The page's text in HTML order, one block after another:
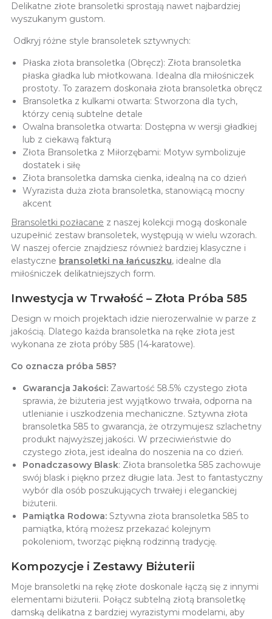
Delikatne złote bransoletki sprostają nawet najbardziej
wyszukanym gustom.
Odkryj różne style bransoletek sztywnych:
Płaska złota bransoletka (Obręcz): Złota bransoletka
płaska gładka lub młotkowana. Idealna dla miłośniczek
prostoty. To zarazem doskonała złota bransoletka obręcz
Bransoletka z kulkami otwarta: Stworzona dla tych,
którzy cenią subtelne detale
Owalna bransoletka otwarta: Dostępna w wersji gładkiej
lub z ciekawą fakturą
Złota Bransoletka z Miłorzębami: Motyw symbolizuje
dostatek i siłę
Złota bransoletka damska cienka, idealną na co dzień
Wyrazista duża złota bransoletka, stanowiącą mocny
akcent
Bransoletki pozłacane z naszej kolekcji mogą doskonale
uzupełnić zestaw bransoletek, występują w wielu wzorach.
W naszej ofercie znajdziesz również bardziej klasyczne i
elastyczne bransoletki na łańcuszku, idealne dla
miłośniczek delikatniejszych form.
Inwestycja w Trwałość – Złota Próba 585
Design w moich projektach idzie nierozerwalnie w parze z
jakością. Dlatego każda bransoletka na ręke złota jest
wykonana ze złota próby 585 (14-karatowe).
Co oznacza próba 585?
Gwarancja Jakości: Zawartość 58.5% czystego złota
sprawia, że biżuteria jest wyjątkowo trwała, odporna na
utlenianie i uszkodzenia mechaniczne. Sztywna złota
bransoletka 585 to gwarancja, że otrzymujesz szlachetny
produkt najwyższej jakości. W przeciwieństwie do
czystego złota, jest idealna do noszenia na co dzień.
Ponadczasowy Blask: Złota bransoletka 585 zachowuje
swój blask i piękno przez długie lata. Jest to fantastyczny
wybór dla osób poszukujących trwałej i eleganckiej
biżuterii.
Pamiątka Rodowa: Sztywna złota bransoletka 585 to
pamiątka, którą możesz przekazać kolejnym
pokoleniom, tworząc piękną rodzinną tradycję.
Kompozycje i Zestawy Biżuterii
Moje bransoletki na rękę złote doskonale łączą się z innymi
elementami biżuterii. Połącz subtelną złotą bransoletkę
damską delikatna z bardziej wyrazistymi modelami, aby